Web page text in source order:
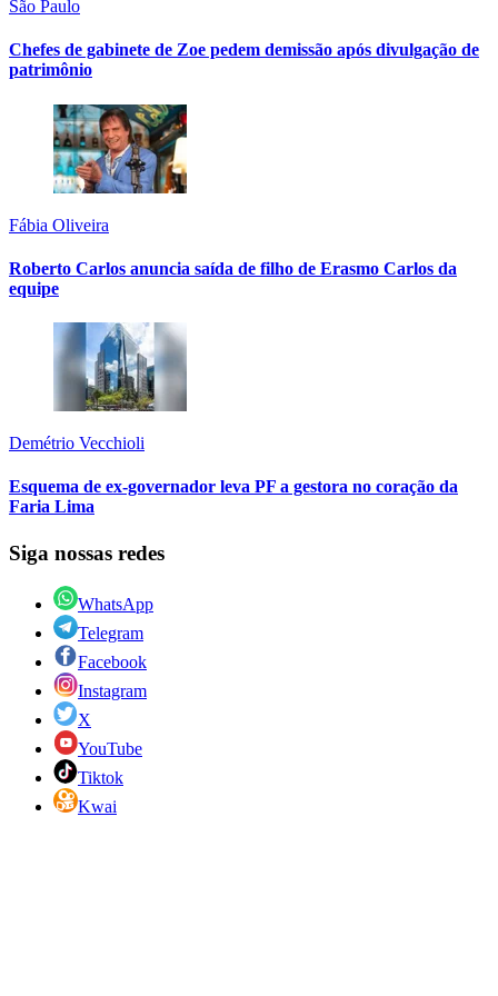
São Paulo
Chefes de gabinete de Zoe pedem demissão após divulgação de
patrimônio
Fábia Oliveira
Roberto Carlos anuncia saída de filho de Erasmo Carlos da
equipe
Demétrio Vecchioli
Esquema de ex-governador leva PF a gestora no coração da
Faria Lima
Siga nossas redes
WhatsApp
Telegram
Facebook
Instagram
X
YouTube
Tiktok
Kwai